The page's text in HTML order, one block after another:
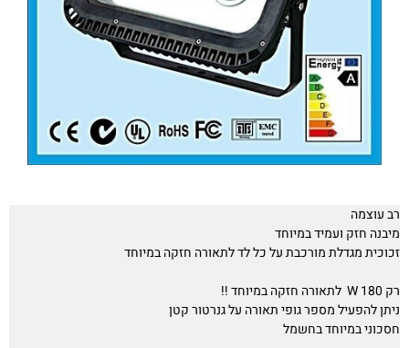
רב עוצמה
מיבנה חזק ועמיד במיוחד
זכוכית מגדלת מורכבת על כל לד לתאורה חזקה במיוחד
רק 180 W לתאורה חזקה במיוחד !!
ניתן להפעיל מספר גופי תאורה על גנרטור קטן
חסכוני במיוחד בחשמל